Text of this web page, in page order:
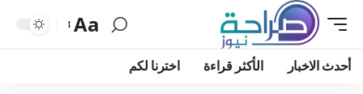
Aa
أحدث الاخبار الأكثر قراءة اخترنا لكم